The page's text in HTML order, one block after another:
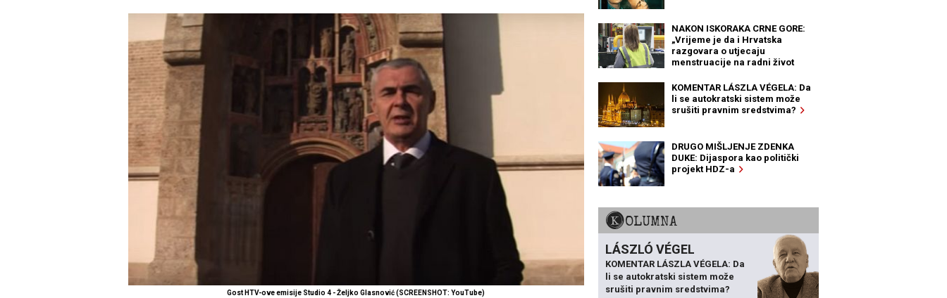
Gost HTV-ove emisije Studio 4 - Željko Glasnović (SCREENSHOT: YouTube)
NAKON ISKORAKA CRNE GORE:
„Vrijeme je da i Hrvatska
razgovara o utjecaju
menstruacije na radni život
KOMENTAR LÁSZLA VÉGELA: Da
li se autokratski sistem može
srušiti pravnim sredstvima?
DRUGO MIŠLJENJE ZDENKA
DUKE: Dijaspora kao politički
projekt HDZ-a
KOLUMNA
LÁSZLÓ VÉGEL
KOMENTAR LÁSZLA VÉGELA: Da
li se autokratski sistem može
srušiti pravnim sredstvima?